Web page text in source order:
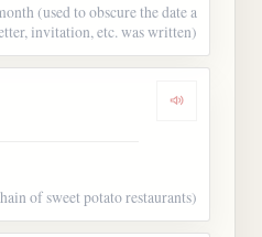
(used to obscure the date a
invitation, etc. was written)
Dengarkan
of sweet potato restaurants)